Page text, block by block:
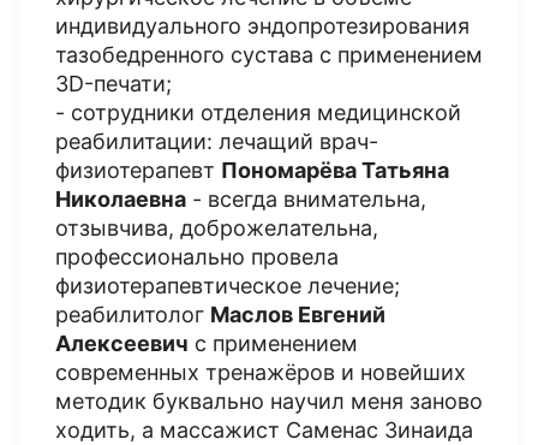
индивидуального эндопротезирования
тазобедренного сустава с применением
3D-печати;
- сотрудники отделения медицинской
реабилитации: лечащий врач-
физиотерапевт Пономарёва Татьяна
Николаевна - всегда внимательна,
отзывчива, доброжелательна,
профессионально провела
физиотерапевтическое лечение;
реабилитолог Маслов Евгений
Алексеевич с применением
современных тренажёров и новейших
методик буквально научил меня заново
ходить, а массажист Саменас Зинаида